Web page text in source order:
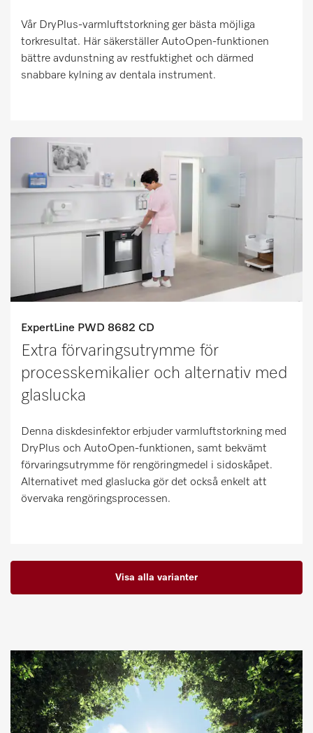
Vår DryPlus-varmluftstorkning ger bästa möjliga
torkresultat. Här säkerställer AutoOpen-funktionen
bättre avdunstning av restfuktighet och därmed
snabbare kylning av dentala instrument.
ExpertLine PWD 8682 CD
Extra förvaringsutrymme för
processkemikalier och alternativ med
glaslucka
Denna diskdesinfektor erbjuder varmluftstorkning med
DryPlus och AutoOpen-funktionen, samt bekvämt
förvaringsutrymme för rengöringmedel i sidoskåpet.
Alternativet med glaslucka gör det också enkelt att
övervaka rengöringsprocessen.
Visa alla varianter